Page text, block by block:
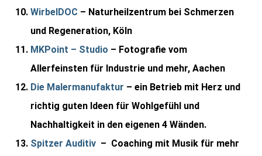
WirbelDOC – Naturheilzentrum bei Schmerzen
und Regeneration, Köln
MKPoint – Studio – Fotografie vom
Allerfeinsten für Industrie und mehr, Aachen
Die Malermanufaktur – ein Betrieb mit Herz und
richtig guten Ideen für Wohlgefühl und
Nachhaltigkeit in den eigenen 4 Wänden.
Spitzer Auditiv – Coaching mit Musik für mehr